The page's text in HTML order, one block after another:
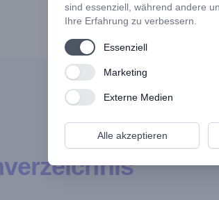
sind essenziell, während andere
Ihre Erfahrung zu verbessern.
Use settingEssenziell
Use settingMarketing
Use settingExterne Medien
Alle akzeptieren